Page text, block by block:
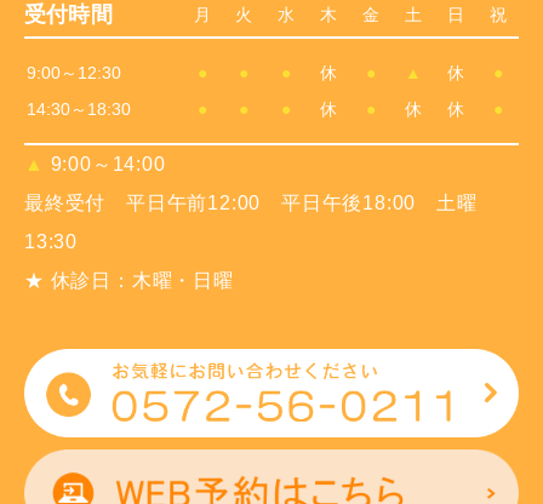
受付時間 月 火 水 木 金 土 日 祝
9:00～12:30 ● ● ● 休 ● ▲ 休
●
14:30～18:30
● ● ● 休 ● 休 休 ●
▲ 9:00～14:00
最終受付 平日午前12:00 平日午後18:00 土曜
13:30
★ 休診日：木曜・日曜